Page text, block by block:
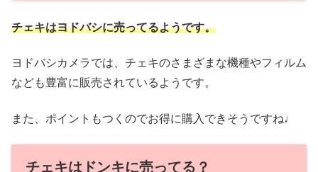
チェキはヨドバシに売ってるようです。
ヨドバシカメラでは、チェキのさまざまな機種やフィルム
なども豊富に販売されているようです。
また、ポイントもつくのでお得に購入できそうですね♩
チェキはドンキに売ってる？